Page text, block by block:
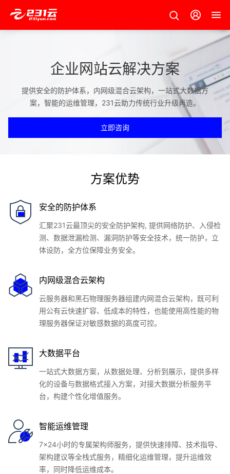
企业网站云解决方案
提供安全的防护体系，内网级混合云架构，一站式大数据方
案，智能的运维管理，231云助力传统行业升级再造。
立即咨询
方案优势
安全的防护体系
汇聚231云最顶尖的安全防护架构, 提供网络防护、入侵检
测、数据泄漏检测、漏洞防护等安全技术，统一防护，立
体设防，全方位保障业务安全。
内网级混合云架构
云服务器和黑石物理服务器组建内网混合云架构，既可利
用公有云快速扩容、低成本的特性，也能使用高性能的物
理服务器保证对敏感数据的高度可控。
大数据平台
一站式大数据方案，从数据处理、分析到展示，提供多样
化的设备与数据格式接入方案，对接大数据分析服务平
台，构建个性化增值服务。
智能运维管理
7x24小时的专属架构师服务，提供快速排障、技术指导、
架构建议等全栈式服务，精细化运维管理，提升运维效
率，同时降低运维成本。